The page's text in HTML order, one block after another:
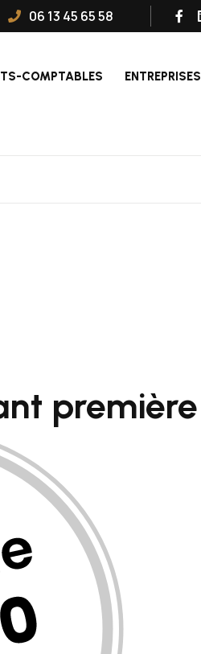
06 13 45 65 58
COMPTABLES ENTREPRISES
première